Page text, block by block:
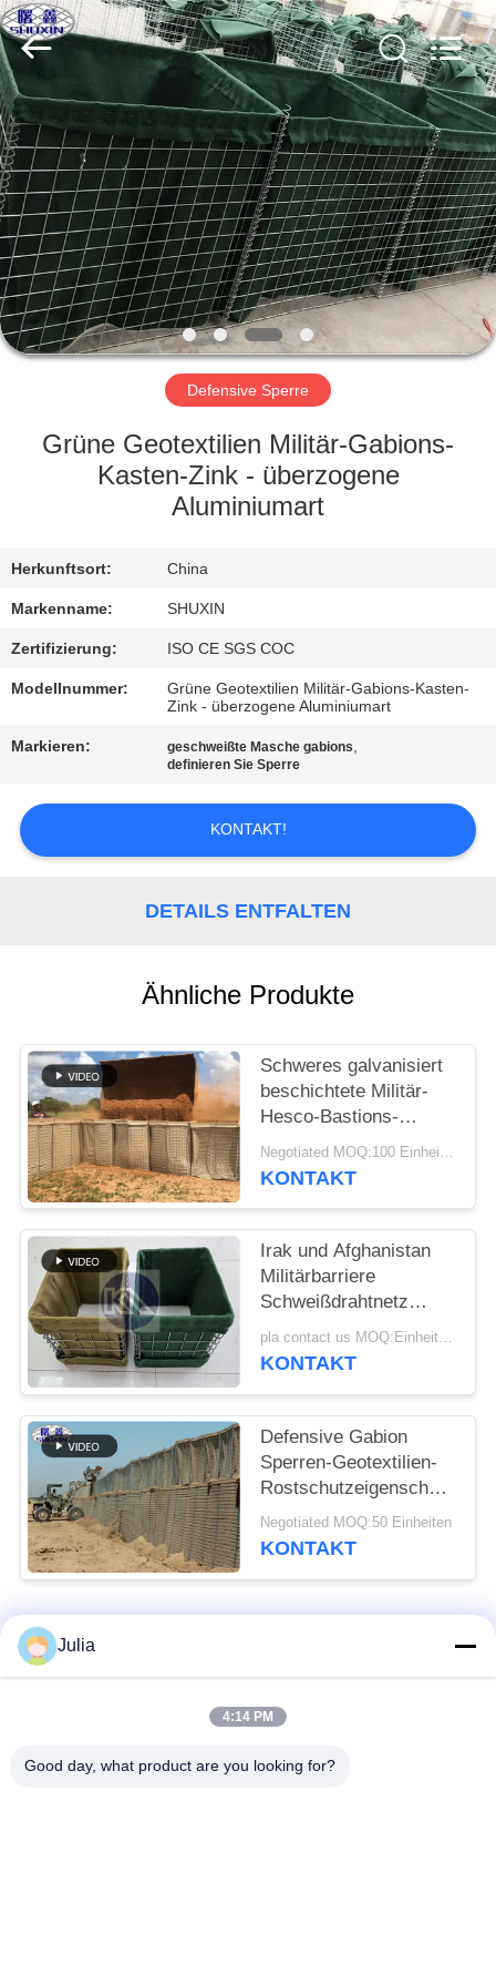
HEIM
PRODUKTE
ÜBER
UNS
WERKSBESICHTIGUNG
QUALITÄTSKONTROLLE
UNS
NACHRICHTEN
EIN
SITEMAP
DATENSCHUTZRICHTLINIE
Wire
Mesh
Co.,
Ltd..
All
Rights
Reserved.
Defensive Sperre
Grüne Geotextilien Militär-Gabions-
Kasten-Zink - überzogene
Aluminiumart
Herkunftsort: China
Markenname: SHUXIN
Zertifizierung: ISO CE SGS COC
Modellnummer:
Grüne Geotextilien Militär-Gabions-Kasten-
Zink - überzogene Aluminiumart
Markieren: geschweißte Masche gabions,
definieren Sie Sperre
KONTAKT!
DETAILS ENTFALTEN
Ähnliche Produkte
Schweres galvanisiert
beschichtete Militär-
Hesco-Bastions-
Sperren-System
defensive Hesco-
Negotiated MOQ:100 Einheiten
KONTAKT
Irak und Afghanistan
Militärbarriere
Schweißdrahtnetz
Hesco
Verteidigungsbarriere
pla contact us MOQ:Einheit 10
KONTAKT
Defensive Gabion
Sperren-Geotextilien-
Rostschutzeigenschaft
Gavanized
Negotiated MOQ:50 Einheiten
KONTAKT
Beliebte Kategorien Alle
Militärsperre
Julia
4:14 PM
Good day, what product are you looking for?